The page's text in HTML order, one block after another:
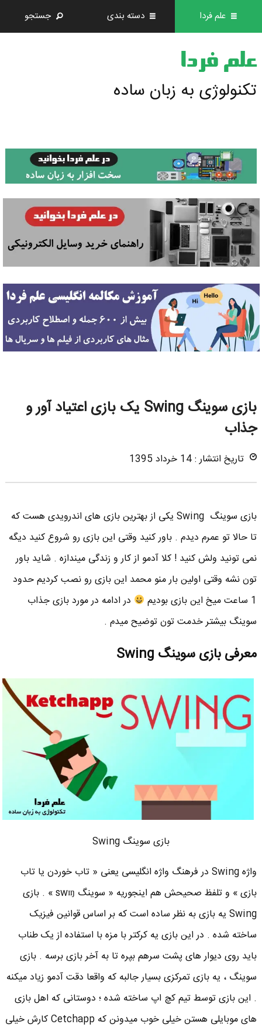
علم فردا دسته بندی جستجو
علم فردا
تکنولوژی به زبان ساده
بازی سوینگ Swing یک بازی اعتیاد آور و
جذاب
تاریخ انتشار : 14 خرداد 1395
بازی سوینگ Swing یکی از بهترین بازی های اندرویدی هست که
تا حالا تو عمرم دیدم . باور کنید وقتی این بازی رو شروع کنید دیگه
نمی تونید ولش کنید ! کلا آدمو از کار و زندگی میندازه . شاید باور
تون نشه وقتی اولین بار منو محمد این بازی رو نصب کردیم حدود
1 ساعت میخ این بازی بودیم
در ادامه در مورد بازی جذاب
سوینگ بیشتر خدمت تون توضیح میدم .
معرفی بازی سوینگ Swing
بازی سوینگ Swing
واژه Swing در فرهنگ واژه انگلیسی یعنی « تاب خوردن یا تاب
بازی » و تلفظ صحیحش هم اینجوریه « سوینگ swɪŋ » . بازی
Swing یه بازی به نظر ساده است که بر اساس قوانین فیزیک
ساخته شده . در این بازی یه کرکتر با مزه با استفاده از یک طناب
باید روی دیوار های پشت سرهم بپره تا به آخر بازی برسه . بازی
سوینگ ، یه بازی تمرکزی بسیار جالبه که واقعا دقت آدمو زیاد میکنه
. این بازی توسط تیم کچ اپ ساخته شده ؛ دوستانی که اهل بازی
های موبایلی هستن خیلی خوب میدونن که Cetchapp کارش خیلی